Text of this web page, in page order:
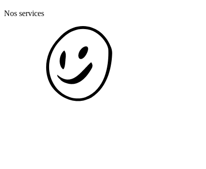
Nos services